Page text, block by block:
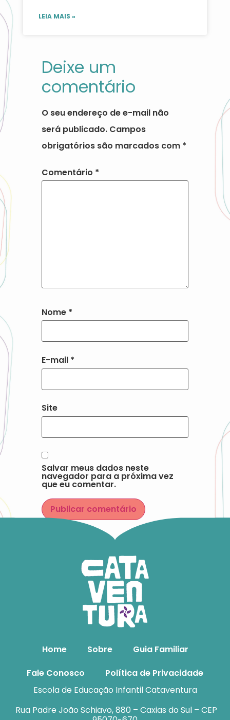
LEIA MAIS »
Deixe um
comentário
O seu endereço de e-mail não
será publicado. Campos
obrigatórios são marcados com *
Comentário *
Nome *
E-mail *
Site
Salvar meus dados neste
navegador para a próxima vez
que eu comentar.
Home Sobre
Guia Familiar
Fale Conosco
Política de Privacidade
Escola de Educação Infantil Cataventura
Rua Padre João Schiavo, 880 – Caxias do Sul – CEP